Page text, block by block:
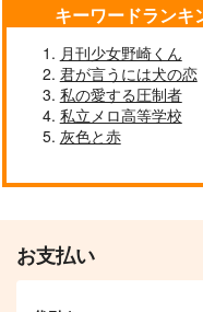
夏の終わりの橙色
ＴＥＡＴＬＩＮＥ
円（税込）
サンプル
作品詳細
夏に
さし
キーワードランキ
月刊少女野崎くん
君が言うには犬の恋
私の愛する圧制者
私立メロ高等学校
灰色と赤
お支払い